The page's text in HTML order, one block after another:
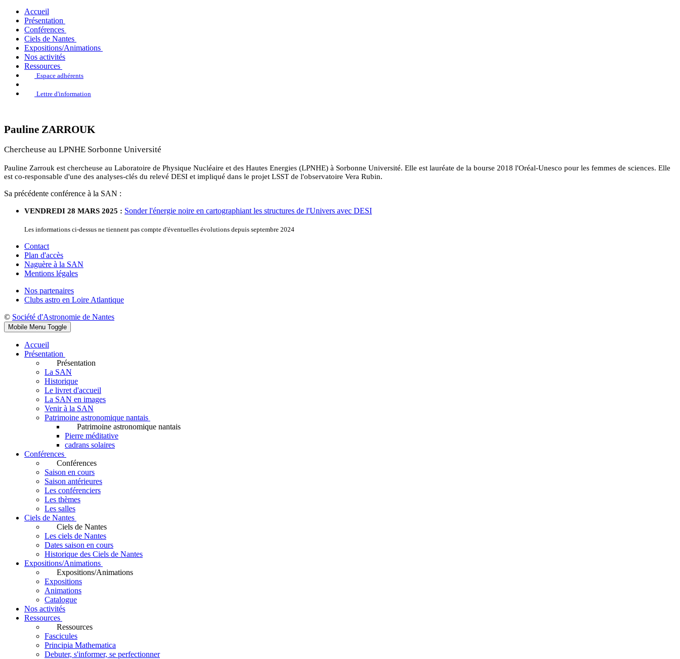
Accueil
Présentation
Conférences
Ciels de Nantes
Expositions/Animations
Nos activités
Ressources
Espace adhérents
Lettre d'information
Pauline ZARROUK
Chercheuse au LPNHE Sorbonne Université
Pauline Zarrouk est chercheuse au Laboratoire de Physique Nucléaire et des Hautes Energies (LPNHE) à Sorbonne Université. Elle est lauréate de la bourse 2018 l'Oréal-Unesco pour les femmes de sciences. Elle
est co-responsable d'une des analyses-clés du relevé DESI et impliqué dans le projet LSST de l'observatoire Vera Rubin.
Sa précédente conférence à la SAN :
VENDREDI 28 MARS 2025 : Sonder l'énergie noire en cartographiant les structures de l'Univers avec DESI
Les informations ci-dessus ne tiennent pas compte d'éventuelles évolutions depuis septembre 2024
Contact
Plan d'accès
Naguère à la SAN
Mentions légales
Nos partenaires
Clubs astro en Loire Atlantique
© Société d'Astronomie de Nantes
Mobile Menu Toggle
Accueil
Présentation
Présentation
La SAN
Historique
Le livret d'accueil
La SAN en images
Venir à la SAN
Patrimoine astronomique nantais
Patrimoine astronomique nantais
Pierre méditative
cadrans solaires
Conférences
Conférences
Saison en cours
Saison antérieures
Les conférenciers
Les thèmes
Les salles
Ciels de Nantes
Ciels de Nantes
Les ciels de Nantes
Dates saison en cours
Historique des Ciels de Nantes
Expositions/Animations
Expositions/Animations
Expositions
Animations
Catalogue
Nos activités
Ressources
Ressources
Fascicules
Principia Mathematica
Debuter, s'informer, se perfectionner